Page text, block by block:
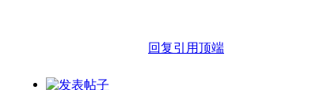
回复引用顶端